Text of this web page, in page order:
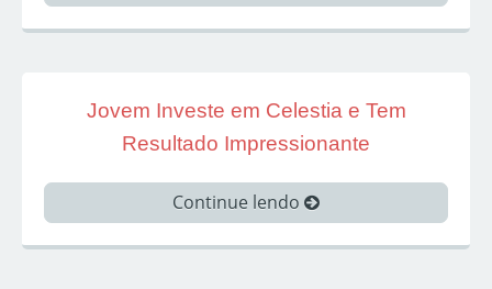
Jovem Investe em Celestia e Tem
Resultado Impressionante
Continue lendo